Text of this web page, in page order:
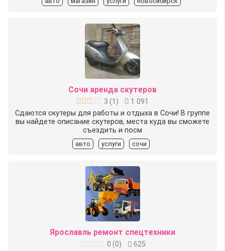
Сочи аренда скутеров
3 (1 )
1 091
Сдаются скутеры для работы и отдыха в Сочи! В группе
вы найдете описание скутеров, места куда вы сможете
съездить и посм
авто услуги сочи
Ярославль ремонт спецтехники
0 (0)
625